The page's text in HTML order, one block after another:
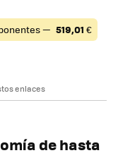
— 519,01 €
enlaces
de hasta